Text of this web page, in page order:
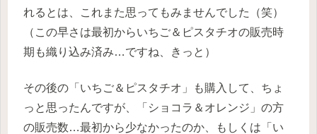
れるとは、これまた思ってもみませんでした（笑）
（この早さは最初からいちご＆ピスタチオの販売時
期も織り込み済み…ですね、きっと）
その後の「いちご＆ピスタチオ」も購入して、ちょ
っと思ったんですが、「ショコラ＆オレンジ」の方
の販売数…最初から少なかったのか、もしくは「い